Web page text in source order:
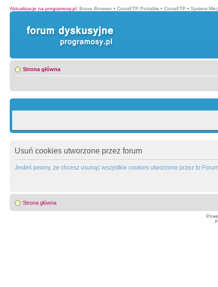
Aktualizacje na programosy.pl: Brave Browser • CrossFTP Portable • CrossFTP • System
Strona główna
Usuń cookies utworzone przez forum
Jesteś pewny, że chcesz usunąć wszystkie cookies utworzone przez to
Strona główna